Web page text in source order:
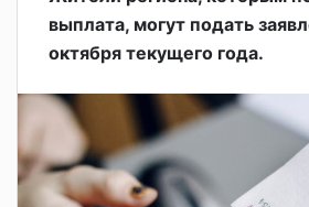
выплата, могут подать
октября текущего года.